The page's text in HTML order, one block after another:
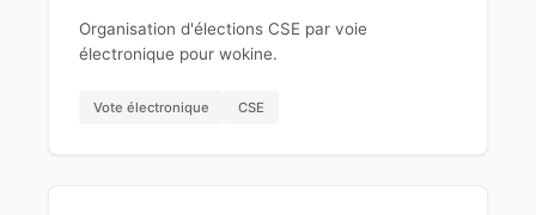
Organisation d'élections CSE par voie
électronique pour wokine.
Vote électronique CSE